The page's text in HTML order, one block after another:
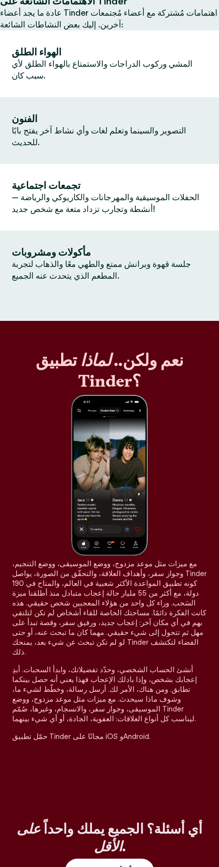
عادة ما يجد أعضاء Tinder اهتمامات مُشتركة مع أعضاء مُجتمعات
آخرين. إليك بعض النشاطات الشائعة:
الهواء الطلق
المشي وركوب الدراجات والاستمتاع بالهواء الطلق لأي
سبب كان.
الفنون
التصوير والسينما وتعلم لغات وأي نشاط آخر يفتح بابًا
للحديث.
تجمعات اجتماعية
الحفلات الموسيقية والمهرجانات والكاريوكي والرياضة —
أنشطة وتجارب تزداد متعة مع شخص جديد!
مأكولات ومشروبات
جلسة قهوة وبرانش ممتع والطهي معًا والذهاب لتجربة
المطعم الذي يتحدث عنه الجميع.
نعم ولكن..لماذا تطبيق
Tinder؟
مع ميزات مثل موعد مزدوج، ووضع الموسيقى، ووضع التنجيم،
وجواز سفر، وأهداف العلاقة، والتحقّق من الصورة، يواصل Tinder
كونه تطبيق المواعدة الأكثر شعبية في العالم، والمتاح في 190
دولة، مع أكثر من 55 مليار حالة إعجاب متبادل منذ أطلقنا ميزة
السَحب. وراء كل واحد من هؤلاء المعجبين شخص حقيقي. هذه
كانت الفكرة دائمًا. مساحتك الخاصة للقاء أشخاص لم تكن لتلتقي
بهم في أي مكان آخر: إعجاب جديد، ورفيق سفر، وقصة تبدأ على
مهل ثم تتحول إلى شيء حقيقي. مهما كان ما تبحث عنه، أو حتى
لو لم تكن تبحث عن شيء بعد، يمنحك Tinder الفضاء لتكتشف
ذلك.
أنشئ الحساب الشخصي، وحدّد تفضيلاتك، وابدأ السحبات. أبدِ
إعجابك بشخص، وإذا بادلك الإعجاب فهذا يعني أنه حصل بينكما
تطابق. ومن هناك، الأمر لك. أرسل رسالة، وخطّط لشيء ما،
وشوف ماذا سيحدث. مع ميزات مثل موعد مزدوج، ووضع
الموسيقى، وجواز سفر، والانسجام، وغيرها، صُمّم Tinder
ليناسب كل أنواع العلاقات: العفوية، الجادة، أو أي شيء بينهما.
حمّل تطبيق Tinder مجانًا على iOS وAndroid.
أي أسئلة؟ الجميع يملك واحداً على
الأقل.